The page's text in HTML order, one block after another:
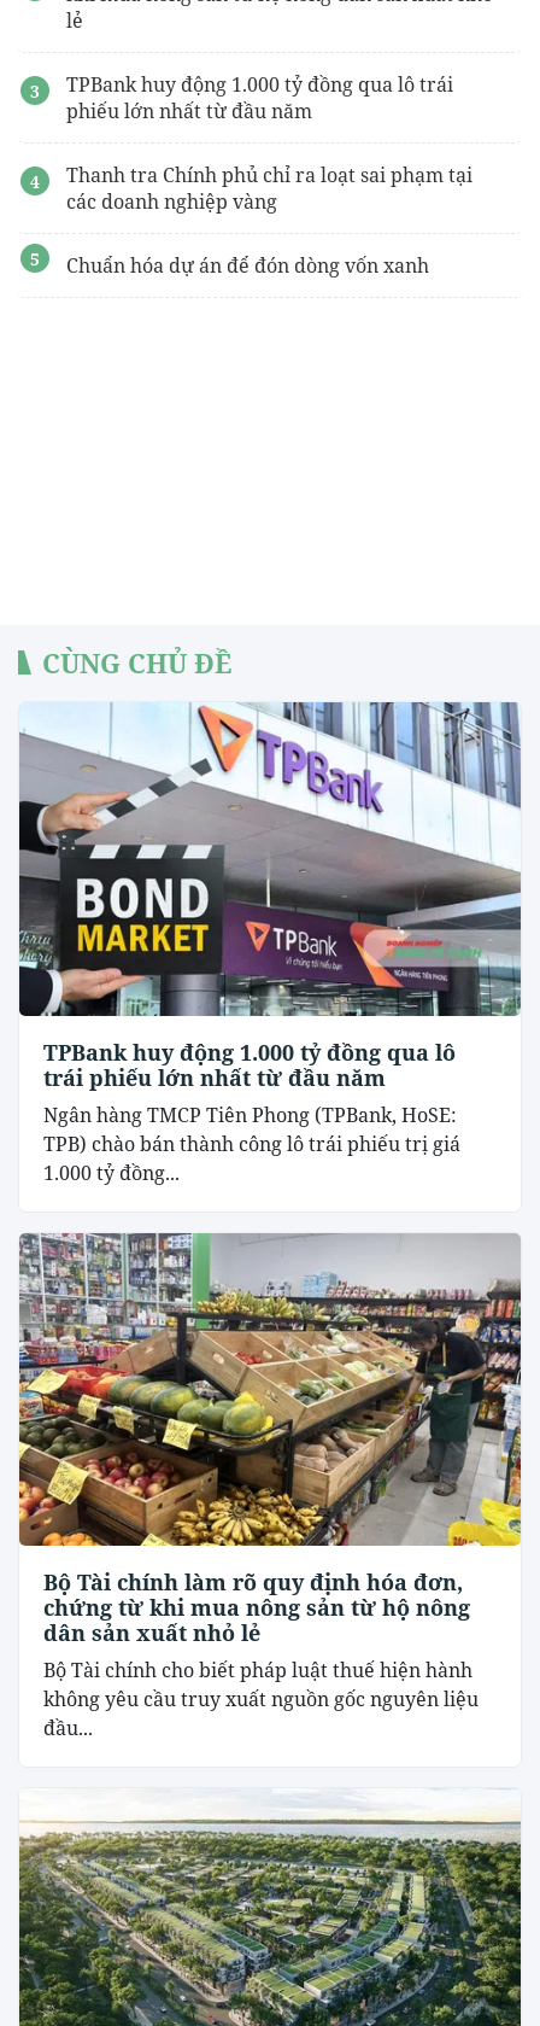
lẻ
TPBank huy động 1.000 tỷ đồng qua lô trái
phiếu lớn nhất từ đầu năm
Thanh tra Chính phủ chỉ ra loạt sai phạm tại
các doanh nghiệp vàng
Chuẩn hóa dự án để đón dòng vốn xanh
CÙNG CHỦ ĐỀ
TPBank huy động 1.000 tỷ đồng qua lô
trái phiếu lớn nhất từ đầu năm
Ngân hàng TMCP Tiên Phong (TPBank, HoSE:
TPB) chào bán thành công lô trái phiếu trị giá
1.000 tỷ đồng...
Bộ Tài chính làm rõ quy định hóa đơn,
chứng từ khi mua nông sản từ hộ nông
dân sản xuất nhỏ lẻ
Bộ Tài chính cho biết pháp luật thuế hiện hành
không yêu cầu truy xuất nguồn gốc nguyên liệu
đầu...